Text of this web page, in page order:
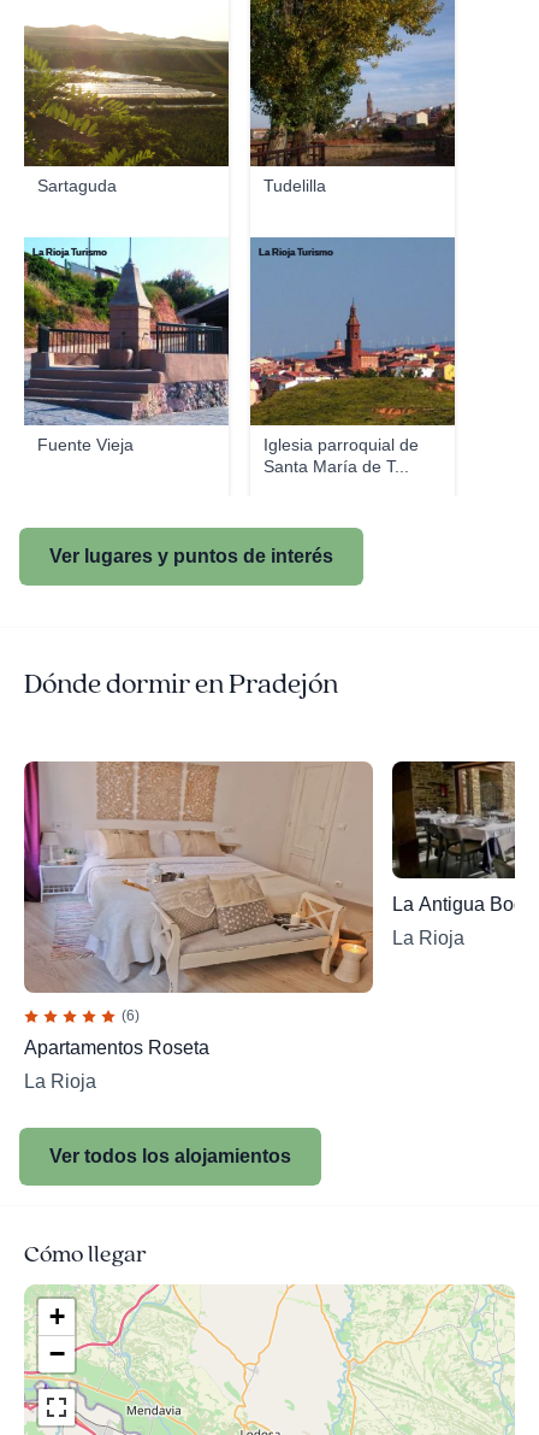
Sartaguda Tudelilla
Fuente Vieja
La Rioja Turismo
Iglesia parroquial de
Santa María de T...
La Rioja Turismo
Ver lugares y puntos de interés
Dónde dormir en Pradejón
(6)
Apartamentos Roseta
La Rioja
La Antigua
La Rioja
Ver todos los alojamientos
Cómo llegar
+
−